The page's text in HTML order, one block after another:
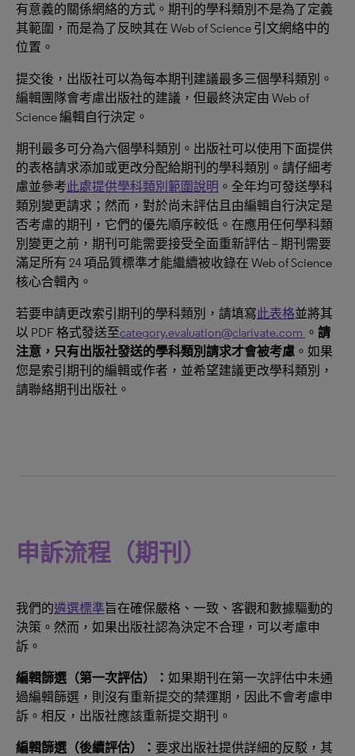
有意義的關係網絡的方式。期刊的學科類別不是為了定義
其範圍，而是為了反映其在 Web of Science 引文網絡中的
位置。
提交後，出版社可以為每本期刊建議最多三個學科類別。
編輯團隊會考慮出版社的建議，但最終決定由 Web of
Science 編輯自行決定。
期刊最多可分為六個學科類別。出版社可以使用下面提供
的表格請求添加或更改分配給期刊的學科類別。請仔細考
慮並參考此處提供學科類別範圍說明 。全年均可發送學科
類別變更請求；然而，對於尚未評估且由編輯自行決定是
否考慮的期刊，它們的優先順序較低。在應用任何學科類
別變更之前，期刊可能需要接受全面重新評估 – 期刊需要
滿足所有 24 項品質標準才能繼續被收錄在 Web of Science
核心合輯內。
若要申請更改索引期刊的學科類別，請填寫此表格並將其
以 PDF 格式發送至category.evaluation@clarivate.com 。 請
注意，只有出版社發送的學科類別請求才會被考慮 。如果
您是索引期刊的編輯或作者，並希望建議更改學科類別，
請聯絡期刊出版社。
申訴流程（期刊）
我們的遴選標準旨在確保嚴格、一致、客觀和數據驅動的
決策。然而，如果出版社認為決定不合理，可以考慮申
訴。
編輯篩選（第一次評估）： 如果期刊在第一次評估中未通
過編輯篩選，則沒有重新提交的禁運期，因此不會考慮申
訴。相反，出版社應該重新提交期刊。
編輯篩選（後續評估）： 要求出版社提供詳細的反駁，其